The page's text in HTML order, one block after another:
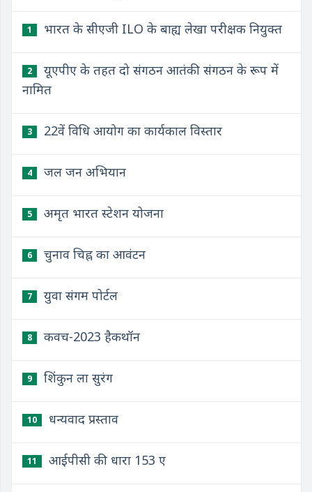
1 भारत के सीएजी ILO के बाह्य लेखा परीक्षक नियुक्त
2
यूएपीए के तहत दो संगठन आतंकी संगठन के रूप में
नामित
3 22वें विधि आयोग का कार्यकाल विस्तार
4 जल जन अभियान
5 अमृत भारत स्टेशन योजना
6 चुनाव चिह्न का आवंटन
7 युवा संगम पोर्टल
8 कवच-2023 हैकथॉन
9 शिंकुन ला सुरंग
10 धन्यवाद प्रस्ताव
11 आईपीसी की धारा 153 ए